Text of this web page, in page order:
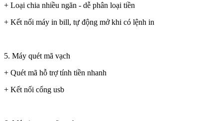
+ Loại chia nhiều ngăn - dễ phân loại tiền
+ Kết nối máy in bill, tự động mở khi có lệnh in
5. Máy quét mã vạch
+ Quét mã hỗ trợ tính tiền nhanh
+ Kết nối cổng usb